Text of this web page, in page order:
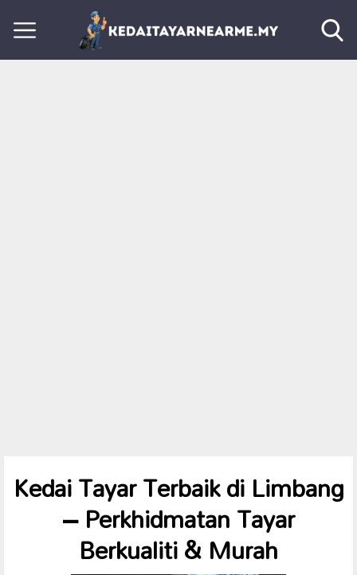
Kedai Tayar Terbaik di Limbang
– Perkhidmatan Tayar
Berkualiti & Murah